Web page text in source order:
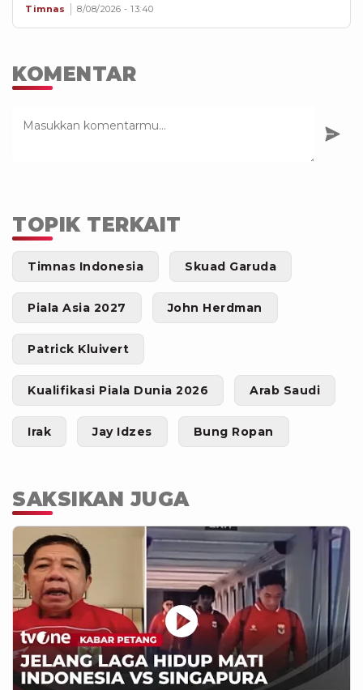
Timnas 8/08/2026 - 13:40
KOMENTAR
TOPIK TERKAIT
Timnas Indonesia Skuad Garuda
Piala Asia 2027 John Herdman
Patrick Kluivert
Kualifikasi Piala Dunia 2026 Arab Saudi
Irak Jay Idzes Bung Ropan
SAKSIKAN JUGA